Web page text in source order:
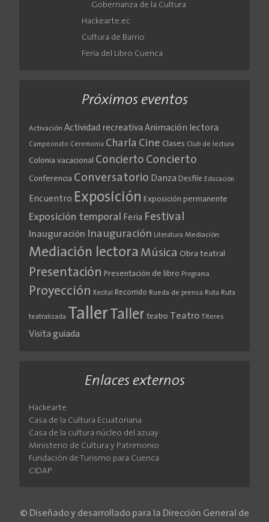
Gobernanza de la Cultura
Hackearte.ec
Cultura de Barrio
Feria del Libro Cuenca
Próximos eventos
Activación Actividad recreativa Animación lectora
Campeonato Ceremonia Charla Cine Clases Club de lectura
Colonia vacacional Concierto Concierto
Conferencia Conversatorio Danza Desfile Educación
Encuentro Exposición Exposición permanente
Exposición temporal Feria Festival
Inauguración Inauguración Literatura Mediación
Mediación lectora Música Obra teatral
Presentación Presentación de libro Programa
Proyección Recital Recorrido Rueda de prensa Ruta Ruta
teatralizada Taller Taller teatro Teatro Títeres
Visita guiada
Enlaces externos
Hackearte
Casa de la Cultura Ecuatoriana
Casa de la cultura núcleo del azuay
Ministerio de Cultura y Patrimonio
Fundación de Turismo para Cuenca
CIDAP
© Diseñado y desarrollado para la Dirección General de